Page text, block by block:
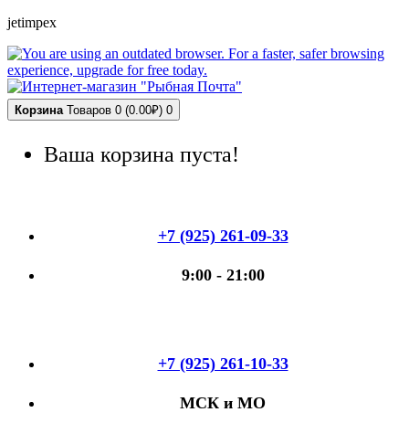
jetimpex
Корзина Товаров 0 (0.00₽) 0
Ваша корзина пуста!
+7 (925) 261-09-33
9:00 - 21:00
+7 (925) 261-10-33
МСК и МО